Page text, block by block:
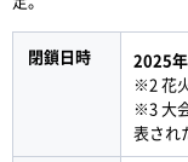
閉鎖日時 2025
※2 花
※3 大
表され